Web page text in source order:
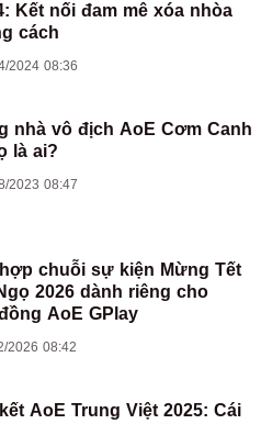
Kết nối đam mê xóa nhòa
cách
2024 08:36
nhà vô địch AoE Cơm Canh
là ai?
2023 08:47
chuỗi sự kiện Mừng Tết
2026 dành riêng cho
AoE GPlay
2026 08:42
AoE Trung Việt 2025: Cái